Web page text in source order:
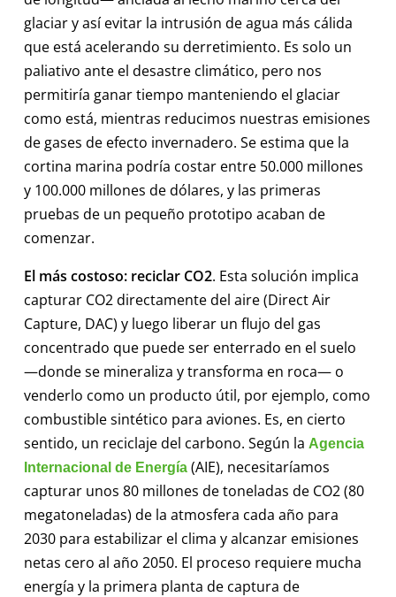
glaciar y así evitar la intrusión de agua más cálida
que está acelerando su derretimiento. Es solo un
paliativo ante el desastre climático, pero nos
permitiría ganar tiempo manteniendo el glaciar
como está, mientras reducimos nuestras emisiones
de gases de efecto invernadero. Se estima que la
cortina marina podría costar entre 50.000 millones
y 100.000 millones de dólares, y las primeras
pruebas de un pequeño prototipo acaban de
comenzar.
El más costoso: reciclar CO2. Esta solución implica
capturar CO2 directamente del aire (Direct Air
Capture, DAC) y luego liberar un flujo del gas
concentrado que puede ser enterrado en el suelo
—donde se mineraliza y transforma en roca— o
venderlo como un producto útil, por ejemplo, como
combustible sintético para aviones. Es, en cierto
sentido, un reciclaje del carbono. Según la Agencia
Internacional de Energía(AIE), necesitaríamos
capturar unos 80 millones de toneladas de CO2 (80
megatoneladas) de la atmosfera cada año para
2030 para estabilizar el clima y alcanzar emisiones
netas cero al año 2050. El proceso requiere mucha
energía y la primera planta de captura de